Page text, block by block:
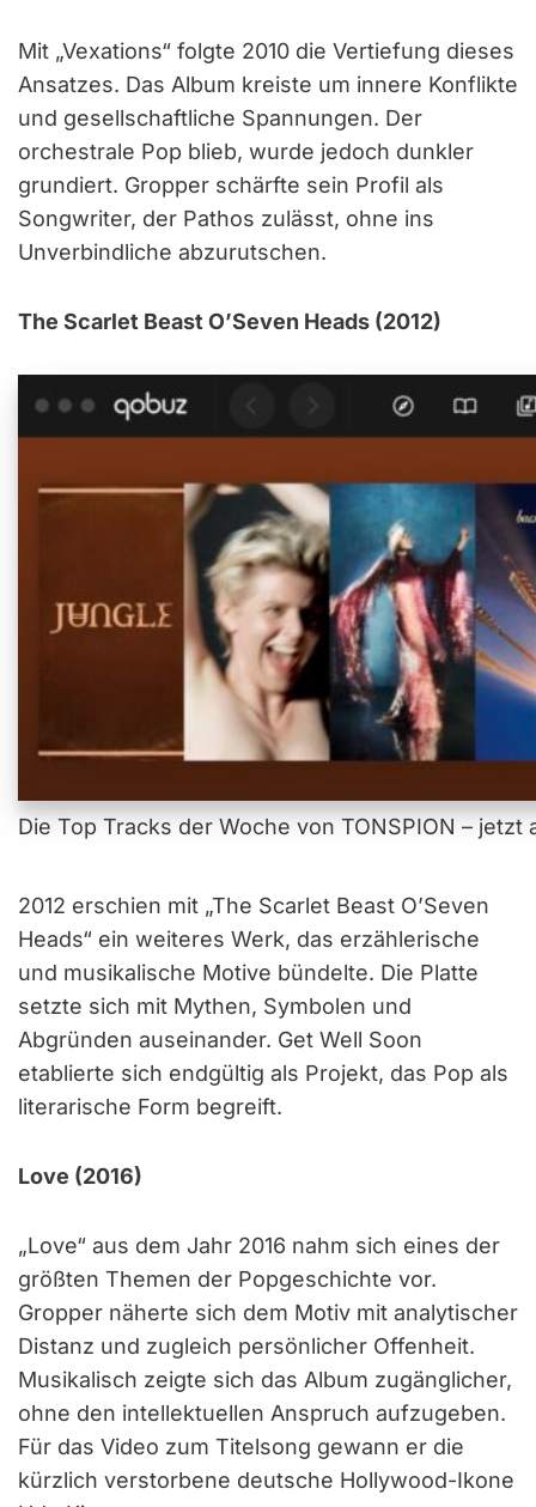
Mit „Vexations“ folgte 2010 die Vertiefung dieses
Ansatzes. Das Album kreiste um innere Konflikte
und gesellschaftliche Spannungen. Der
orchestrale Pop blieb, wurde jedoch dunkler
grundiert. Gropper schärfte sein Profil als
Songwriter, der Pathos zulässt, ohne ins
Unverbindliche abzurutschen.
The Scarlet Beast O’Seven Heads (2012)
Die Top Tracks der Woche von TONSPION –
2012 erschien mit „The Scarlet Beast O’Seven
Heads“ ein weiteres Werk, das erzählerische
und musikalische Motive bündelte. Die Platte
setzte sich mit Mythen, Symbolen und
Abgründen auseinander. Get Well Soon
etablierte sich endgültig als Projekt, das Pop als
literarische Form begreift.
Love (2016)
„Love“ aus dem Jahr 2016 nahm sich eines der
größten Themen der Popgeschichte vor.
Gropper näherte sich dem Motiv mit analytischer
Distanz und zugleich persönlicher Offenheit.
Musikalisch zeigte sich das Album zugänglicher,
ohne den intellektuellen Anspruch aufzugeben.
Für das Video zum Titelsong gewann er die
kürzlich verstorbene deutsche Hollywood-Ikone